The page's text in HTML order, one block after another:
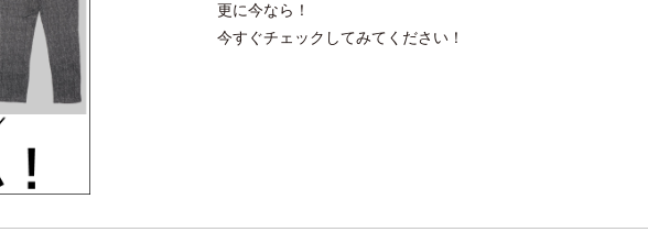
更に今なら！
今すぐチェックしてみてください！